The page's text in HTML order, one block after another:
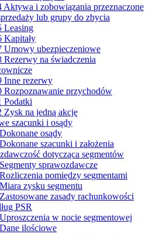
Aktywa i zobowiązania przeznaczone
lub grupy do zbycia
Leasing
Kapitały
Umowy ubezpieczeniowe
Rezerwy na świadczenia
Inne rezerwy
Rozpoznawanie przychodów
Podatki
Zysk na jedną akcję
szacunki i osądy
osądy
szacunki i założenia
dotycząca segmentów
sprawozdawcze
pomiędzy segmentami
zysku segmentu
zasady rachunkowości
PSR
w nocie segmentowej
ilościowe